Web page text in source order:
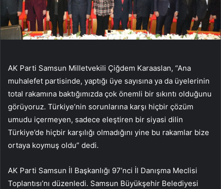
AK Parti Samsun Milletvekili Çiğdem Karaaslan, “Ana
muhalefet partisinde, yaptığı üye sayısına ya da üyelerinin
total rakamına baktığımızda çok önemli bir sıkıntı olduğunu
görüyoruz. Türkiye’nin sorunlarına karşı hiçbir çözüm
umudu içermeyen, sadece eleştiren bir siyasi dilin
Türkiye’de hiçbir karşılığı olmadığını yine bu rakamlar bize
ortaya koymuş oldu” dedi.
AK Parti Samsun İl Başkanlığı 97’nci İl Danışma Meclisi
Toplantısı’nı düzenledi. Samsun Büyükşehir Belediyesi